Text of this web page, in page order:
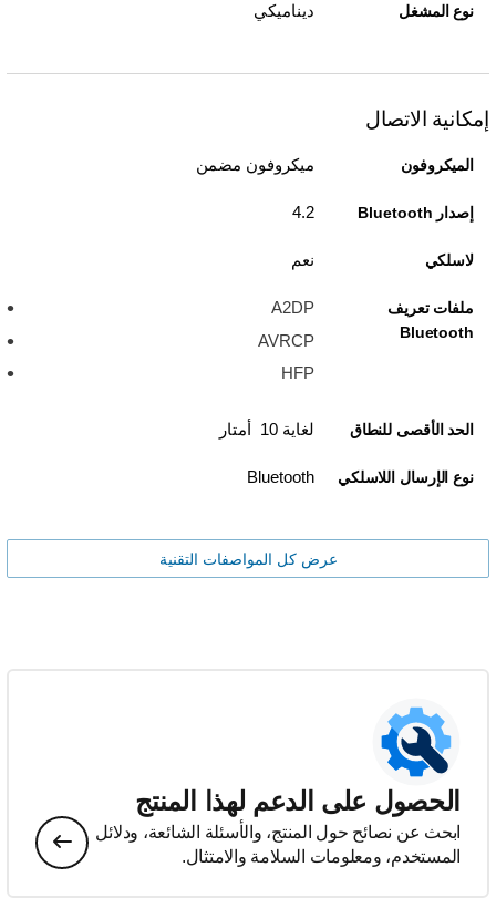
نوع المشغل ديناميكي
إمكانية الاتصال
الميكروفون ميكروفون مضمن
إصدار Bluetooth 4.2
لاسلكي نعم
ملفات تعريف
Bluetooth
A2DP
AVRCP
HFP
الحد الأقصى للنطاق لغاية 10 أمتار
نوع الإرسال اللاسلكي Bluetooth
عرض كل المواصفات التقنية
الحصول على الدعم لهذا المنتج
ابحث عن نصائح حول المنتج، والأسئلة الشائعة، ودلائل
المستخدم، ومعلومات السلامة والامتثال.